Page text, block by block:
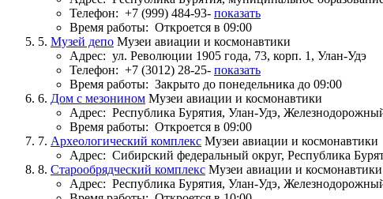
Телефон: +7 (999) 484-93- показать
Время работы: Откроется в 09:00
5. Музей депо Музеи авиации и космонавтики
Адрес: ул. Революции 1905 года, 73, корп. 1, Улан-Удэ
Телефон: +7 (3012) 28-25- показать
Время работы: Закрыто до понедельника до 09:00
6. Дом с мезонином Музеи авиации и космонавтики
Адрес: Республика Бурятия, Улан-Удэ,
Время работы: Откроется в 09:00
7. Археологический комплекс Музеи авиации и космонавтики
Адрес: Сибирский федеральный округ, Республика
8. Старообрядческий комплекс Музеи авиации и космонавтики
Адрес: Республика Бурятия, Улан-Удэ,